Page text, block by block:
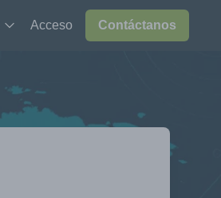
Acceso Contáctanos